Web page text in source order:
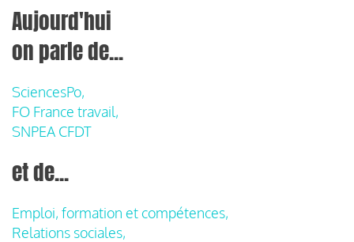
Aujourd'hui
on parle de...
SciencesPo,
FO France travail,
SNPEA CFDT
et de...
Emploi, formation et compétences,
Relations sociales,